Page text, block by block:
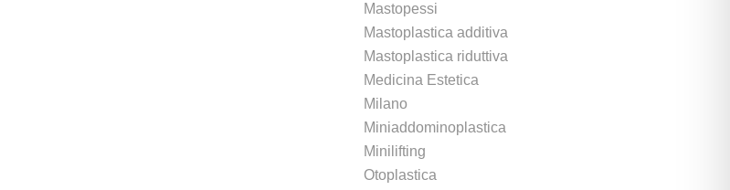
Mastopessi
Mastoplastica additiva
Mastoplastica riduttiva
Medicina Estetica
Milano
Miniaddominoplastica
Minilifting
Otoplastica